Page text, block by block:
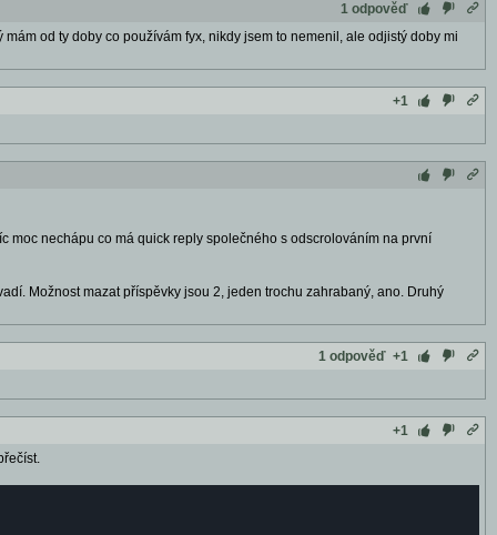
1 odpověď
od ty doby co používám fyx, nikdy jsem to nemenil, ale odjistý doby mi
+1
moc nechápu co má quick reply společného s odscrolováním na první
Možnost mazat příspěvky jsou 2, jeden trochu zahrabaný, ano. Druhý
1 odpověď +1
+1